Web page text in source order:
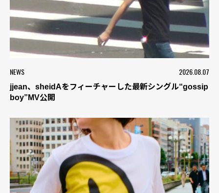
NEWS 2026.08.07
jjean、sheidAをフィーチャーした最新シングル“gossip
boy”MV公開